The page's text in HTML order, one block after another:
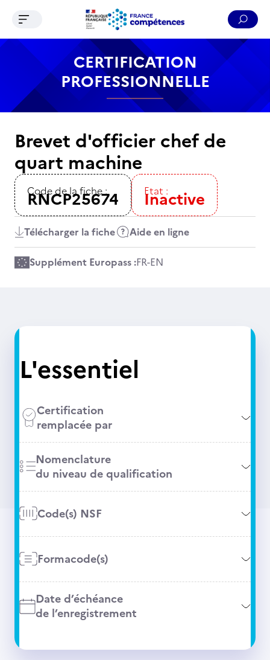
Contenu Recherche Menu Pied de page
Ouvrir le menu de navigation
CERTIFICATION
PROFESSIONNELLE
Brevet d'officier chef de
quart machine
Code de la fiche :
RNCP25674 Etat :
Inactive
Télécharger la fiche Aide en ligne
Supplément Europass :FR-EN
L'essentiel
Certification
remplacée par
Nomenclature
du niveau de qualification
Code(s) NSF
Formacode(s)
Date d’échéance
de l’enregistrement